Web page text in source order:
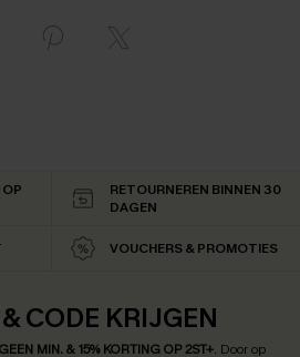
RETOURNEREN BINNEN 30
DAGEN
VOUCHERS & PROMOTIES
CODE KRIJGEN
MIN. & 15% KORTING OP 2ST+. Door op